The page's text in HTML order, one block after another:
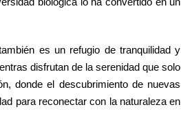
es un refugio de tranquilidad y
disfrutan de la serenidad que solo
donde el descubrimiento de nuevas
para reconectar con la naturaleza en